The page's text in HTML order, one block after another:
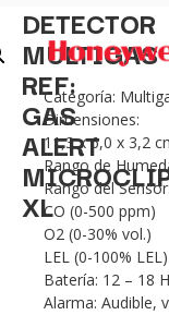
DETECTOR
MULTIGAS
REF:
GAS
ALERT
XL
Categoría:
Dimensiones:
11,3 x 6,0 x 3,2
Rango de
Rango del
CO (0-500 ppm)
O2 (0-30% vol.)
LEL (0-100% LEL)
Batería: 12 – 18
Alarma: Audible,